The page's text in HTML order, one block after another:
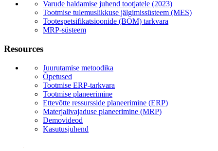
Varude haldamise juhend tootjatele (2023)
Tootmise tulemuslikkuse jälgimissüsteem (MES)
Tootespetsifikatsioonide (BOM) tarkvara
MRP-süsteem
Resources
Juurutamise metoodika
Õpetused
Tootmise ERP-tarkvara
Tootmise planeerimine
Ettevõtte ressursside planeerimine (ERP)
Materjalivajaduse planeerimine (MRP)
Demovideod
Kasutusjuhend